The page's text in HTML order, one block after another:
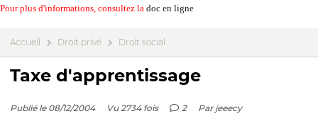
Pour plus d'informations, consultez la doc en ligne
Accueil Droit privé Droit social
Taxe d'apprentissage
Publié le 08/12/2004 Vu 2734 fois 2 Par jeeecy